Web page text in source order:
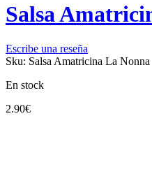
Salsa
Escribe una reseña
Sku: Salsa Amatricina La Nonna
En stock
2.90€